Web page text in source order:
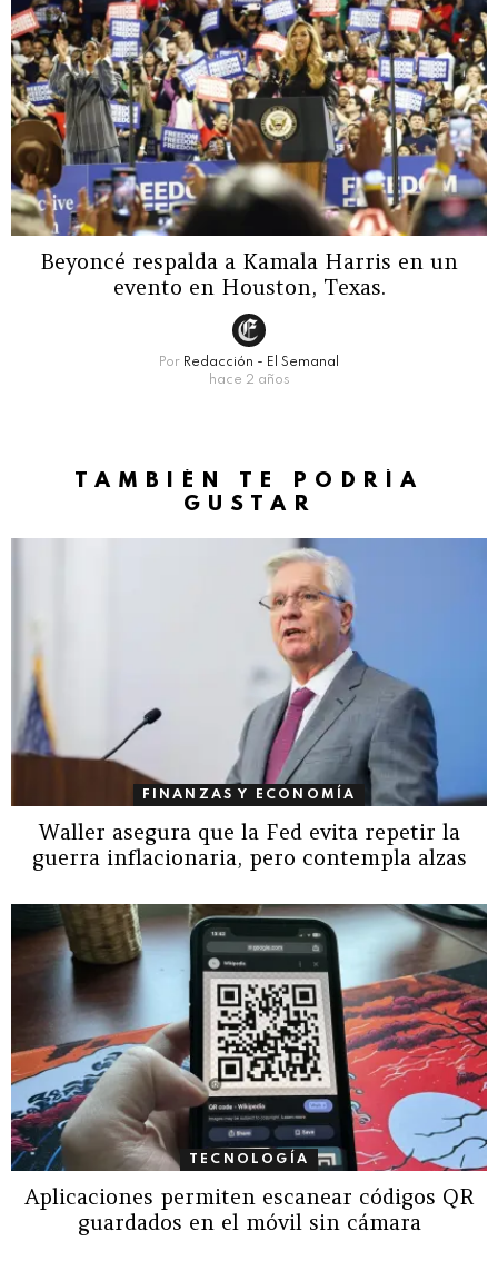
Beyoncé respalda a Kamala Harris en un
evento en Houston, Texas.
Por Redacción - El Semanal
hace 2 años
TAMBIÉN TE PODRÍA
GUSTAR
FINANZAS Y ECONOMÍA
Waller asegura que la Fed evita repetir la
guerra inflacionaria, pero contempla alzas
TECNOLOGÍA
Aplicaciones permiten escanear códigos QR
guardados en el móvil sin cámara